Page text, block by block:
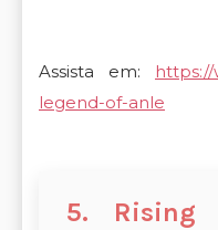
Assista em:
legend-of-anle
5. Rising